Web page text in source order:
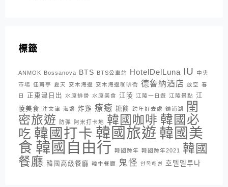
標籤
ANMOK Bossanova BTS BTS公車站 HotelDelLuna IU
中央
市場 佳甫亭 夏天 安木海邊 安木海邊咖啡街 德魯納酒店 放空 春
日
正東津日出 水原排骨 水原美食 江陵 江陵一日遊 江陵景點 江
陵美食 注文津 海邊 炸雞 療癒 糖餅 跨年好去處 鏡浦湖
閨
密旅遊
防彈 阿米打卡地 韓國咖啡 韓國必
吃 韓國打卡 韓國旅遊 韓國美
食 韓國自由行 韓國跨年 韓國跨年2021
韓國
餐廳 韓國高級餐廳 韓牛餐廳 鬼怪 안목해변 호텔델루나